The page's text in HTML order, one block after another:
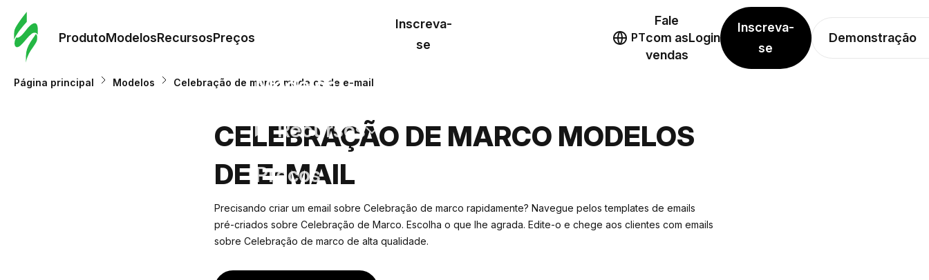
ProdutoModelosRecursosPreços
Modelos
Recursos
Preços
Inscreva-
se
PT
Fale
com as
vendas
Login
Inscreva-
se
Demonstração
Página principal Modelos Celebração de marco modelos de e-mail
CELEBRAÇÃO DE MARCO MODELOS
DE E-MAIL
Precisando criar um email sobre Celebração de marco rapidamente? Navegue pelos templates de emails
pré-criados sobre Celebração de Marco. Escolha o que lhe agrada. Edite-o e chege aos clientes com emails
sobre Celebração de marco de alta qualidade.